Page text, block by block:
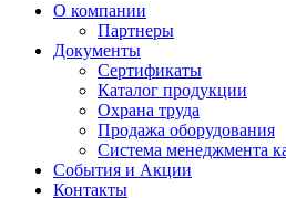
О компании
Партнеры
Документы
Сертификаты
Каталог продукции
Охрана труда
Продажа оборудования
Система менеджмента
События и Акции
Контакты